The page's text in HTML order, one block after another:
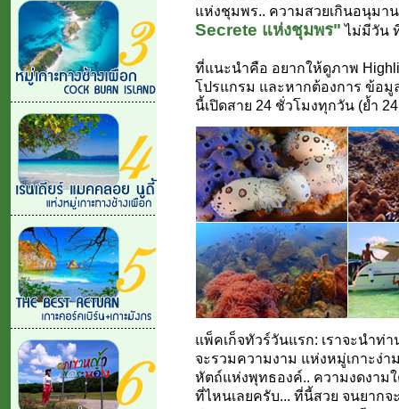
แห่งชุมพร.. ความสวยเกินอนุมา
Secrete แห่งชุมพร" ไม่มีวัน
ที่แนะนำคือ อยากให้ดูภาพ
โปรแกรม และหากต้องการ ข้อมู
นี้เปิดสาย 24 ชั่วโมงทุกวัน (ย้ำ
แพ็คเก็จทัวร์วันแรก: เราจะนำท่
จะรวมความงาม แห่งหมู่เกาะง่
หัตถ์แห่งพุทธองค์.. ความงดงาม
ที่ไหนเลยครับ... ที่นี้สวย จนยากจ